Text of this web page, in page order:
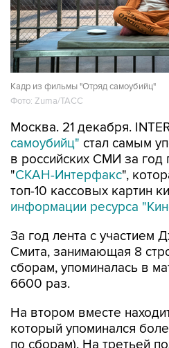
Кадр из фильмы "Отряд самоубийц"
Фото: Zuma/ТАСС
Москва. 21 декабря.
самоубийц" стал самым
в российских СМИ за
"СКАН-Интерфакс",
топ-10 кассовых картин
информации ресурса
За год лента с участием
Смита, занимающая 8
сборам, упоминалась в
6600 раз.
На втором вместе
который упоминался